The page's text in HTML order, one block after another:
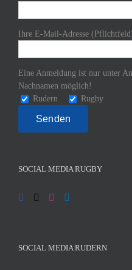
Ihre E-Mail-Adresse
Eine Anmeldung ist nur unter
Nachnamen möglich!
Rudern
Rugby
SOCIAL MEDIA RUGBY
SOCIAL MEDIA RUDERN